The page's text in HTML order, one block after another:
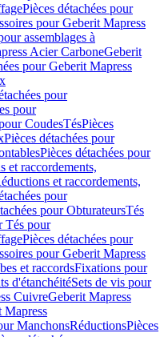
Pièces détachées pour
pour Geberit Mapress
assemblages à
Acier CarboneGeberit
pour Geberit Mapress
pour
pour
CoudesTésPièces
Pièces détachées pour
Pièces détachées pour
et raccordements,
et raccordements,
pour
pour ObturateursTés
Tés pour
Pièces détachées pour
pour Geberit Mapress
et raccordsFixations pour
d'étanchéitéSets de vis pour
CuivreGeberit Mapress
Mapress
ManchonsRéductionsPièces